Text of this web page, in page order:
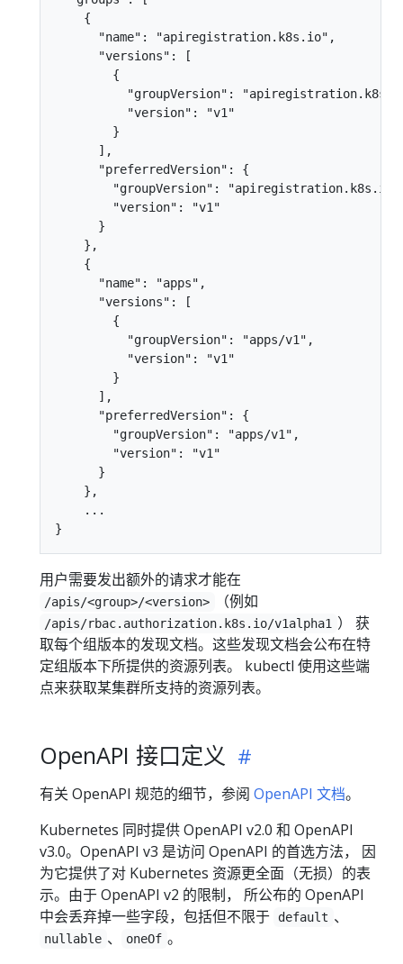
    {
      "name": "apiregistration.k8s.io",
      "versions": [
        {
"groupVersion":
          "version": "v1"
        }
      ],
      "preferredVersion": {
"groupVersion": "apiregistration.k8s.io/
        "version": "v1"
      }
    },
    {
      "name": "apps",
      "versions": [
        {
          "groupVersion": "apps/v1",
          "version": "v1"
        }
      ],
      "preferredVersion": {
        "groupVersion": "apps/v1",
        "version": "v1"
      }
    },
    ...
用户需要发出额外的请求才能在
/apis/<group>/<version> （例如
/apis/rbac.authorization.k8s.io/v1alpha1 ） 获
取每个组版本的发现文档。这些发现文档会公布在特
定组版本下所提供的资源列表。 kubectl 使用这些端
点来获取某集群所支持的资源列表。
OpenAPI 接口定义
有关 OpenAPI 规范的细节，参阅 OpenAPI 文档。
Kubernetes 同时提供 OpenAPI v2.0 和 OpenAPI
v3.0。OpenAPI v3 是访问 OpenAPI 的首选方法， 因
为它提供了对 Kubernetes 资源更全面（无损）的表
示。由于 OpenAPI v2 的限制， 所公布的 OpenAPI
中会丢弃掉一些字段，包括但不限于
default 、
nullable 、 oneOf 。